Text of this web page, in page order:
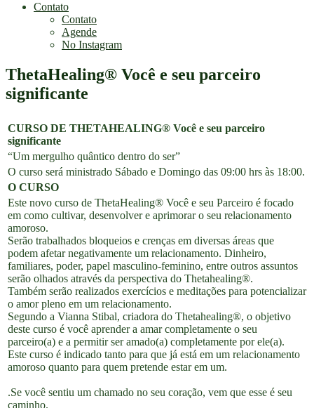
Contato
Contato
Agende
No Instagram
ThetaHealing® Você e seu parceiro
significante
CURSO DE THETAHEALING® Você e seu parceiro
significante
“Um mergulho quântico dentro do ser”
O curso será ministrado Sábado e Domingo das 09:00 hrs às 18:00.
O CURSO
Este novo curso de ThetaHealing® Você e seu Parceiro é focado
em como cultivar, desenvolver e aprimorar o seu relacionamento
amoroso.
Serão trabalhados bloqueios e crenças em diversas áreas que
podem afetar negativamente um relacionamento. Dinheiro,
familiares, poder, papel masculino-feminino, entre outros assuntos
serão olhados através da perspectiva do Thetahealing®.
Também serão realizados exercícios e meditações para potencializar
o amor pleno em um relacionamento.
Segundo a Vianna Stibal, criadora do Thetahealing®, o objetivo
deste curso é você aprender a amar completamente o seu
parceiro(a) e a permitir ser amado(a) completamente por ele(a).
Este curso é indicado tanto para que já está em um relacionamento
amoroso quanto para quem pretende estar em um.
.Se você sentiu um chamado no seu coração, vem que esse é seu
caminho.